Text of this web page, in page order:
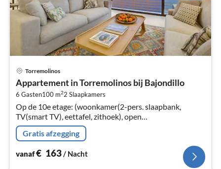
Torremolinos
Appartement in Torremolinos bij Bajondillo
6 Gasten100 m22 Slaapkamers
Op de 10e etage: (woonkamer(2-pers. slaapbank,
TV(smart TV), eettafel, zithoek), open
keuken(kookplaat(keramisch)
Gratis afzegging
vanaf€ 163 / Nacht